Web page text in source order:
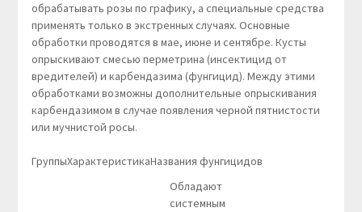
обрабатывать розы по графику, а специальные средства
применять только в экстренных случаях. Основные
обработки проводятся в мае, июне и сентябре. Кусты
опрыскивают смесью перметрина (инсектицид от
вредителей) и карбендазима (фунгицид). Между этими
обработками возможны дополнительные опрыскивания
карбендазимом в случае появления черной пятнистости
или мучнистой росы.
ГруппыХарактеристикаНазвания фунгицидов
Обладают
системным